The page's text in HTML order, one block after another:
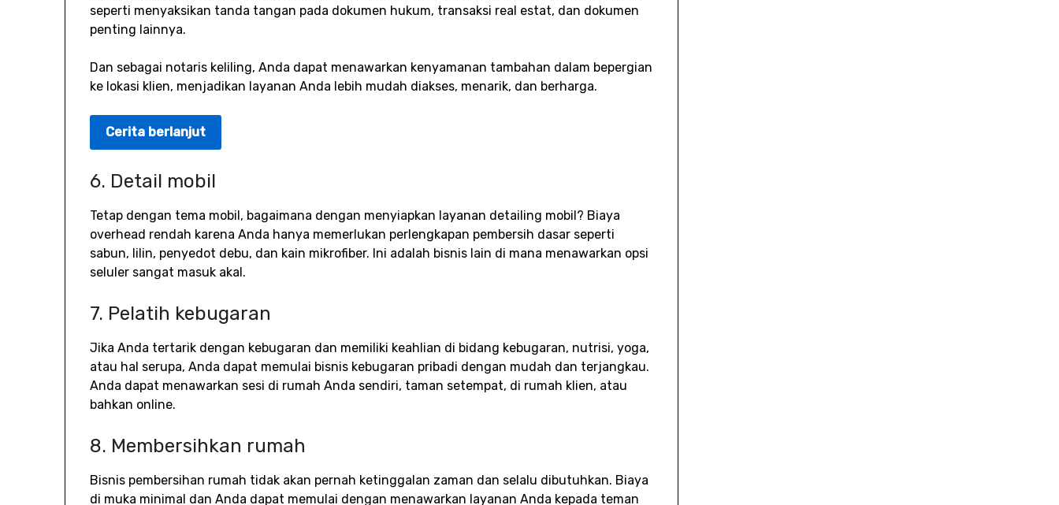
seperti menyaksikan tanda tangan pada dokumen hukum, transaksi real estat, dan dokumen
penting lainnya.
Dan sebagai notaris keliling, Anda dapat menawarkan kenyamanan tambahan dalam bepergian
ke lokasi klien, menjadikan layanan Anda lebih mudah diakses, menarik, dan berharga.
Cerita berlanjut
6. Detail mobil
Tetap dengan tema mobil, bagaimana dengan menyiapkan layanan detailing mobil? Biaya
overhead rendah karena Anda hanya memerlukan perlengkapan pembersih dasar seperti
sabun, lilin, penyedot debu, dan kain mikrofiber. Ini adalah bisnis lain di mana menawarkan opsi
seluler sangat masuk akal.
7. Pelatih kebugaran
Jika Anda tertarik dengan kebugaran dan memiliki keahlian di bidang kebugaran, nutrisi, yoga,
atau hal serupa, Anda dapat memulai bisnis kebugaran pribadi dengan mudah dan terjangkau.
Anda dapat menawarkan sesi di rumah Anda sendiri, taman setempat, di rumah klien, atau
bahkan online.
8. Membersihkan rumah
Bisnis pembersihan rumah tidak akan pernah ketinggalan zaman dan selalu dibutuhkan. Biaya
di muka minimal dan Anda dapat memulai dengan menawarkan layanan Anda kepada teman